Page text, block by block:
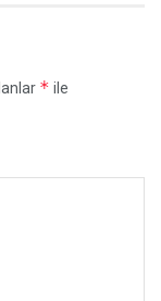
* ile